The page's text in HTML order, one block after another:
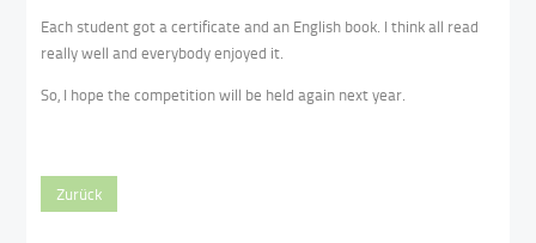
Each student got a certificate and an English book. I think all read
really well and everybody enjoyed it.
So, I hope the competition will be held again next year.
Zurück